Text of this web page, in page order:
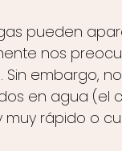
pueden
nos
Sin embargo,
en agua (el
muy rápido o